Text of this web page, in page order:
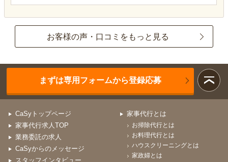
お客様の声・口コミをもっと見る
まずは専用フォームから登録応募
CaSyトップページ
家事代行求人TOP
業務委託の求人
CaSyからのメッセージ
スタッフインタビュー
家事代行とは
お掃除代行とは
お料理代行とは
ハウスクリーニングとは
家政婦とは